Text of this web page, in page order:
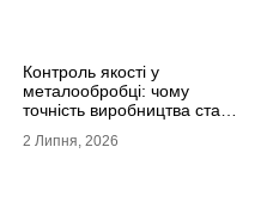
Контроль якості у
металообробці: чому
точність виробництва стає
перевагою
2 Липня, 2026